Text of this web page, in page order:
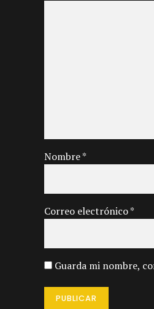
Nombre *
Correo electrónico *
Guarda mi nombre,
PUBLICAR